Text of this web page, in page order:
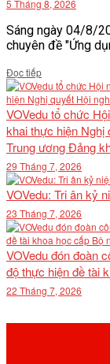
5 Tháng 8, 2026
Sáng ngày 04/8/
chuyên đề "Ứng
Đọc tiếpDetails
VOVedu tổ chức
khai thực hiện Nghị
Trung ương Đảng
29 Tháng 7, 2026
VOVedu: Tri ân kỷ
23 Tháng 7, 2026
VOVedu đón đoàn
độ thực hiện đề tài
22 Tháng 7, 2026